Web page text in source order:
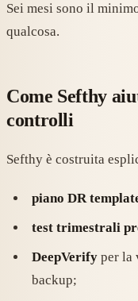
Sei mesi sono il
qualcosa.
Come Sefthy
controlli
Sefthy è costruita
piano DR
test trimestrali
DeepVerify per la
backup;